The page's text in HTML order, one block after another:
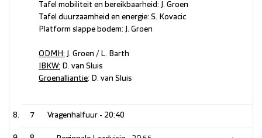
Tafel mobiliteit en bereikbaarheid: J. Groen
Tafel duurzaamheid en energie: S. Kovacic
Platform slappe bodem: J. Groen
ODMH: J. Groen / L. Barth
IBKW: D. van Sluis
Groenalliantie: D. van Sluis
7 Vragenhalfuur - 20:40